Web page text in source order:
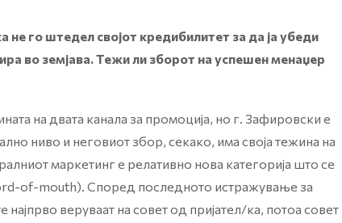
го штедел својот кредибилитет за да ја убеди
во земјава. Тежи ли зборот на успешен менаџер
на двата канала за промоција, но г. Зафировски е
ниво и неговиот збор, секако, има своја тежина на
маркетинг е релативно нова категорија што се
of-mouth). Според последното истражување за
веруваат на совет од пријател/ка, потоа совет